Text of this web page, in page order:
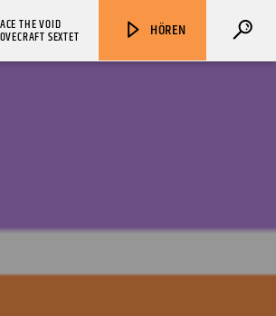
HÖREN
THE VOID
SEXTET